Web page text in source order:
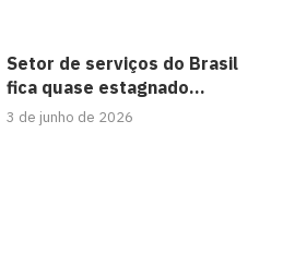
Setor de serviços do Brasil
fica quase estagnado...
3 de junho de 2026